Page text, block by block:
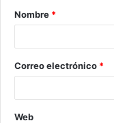
Nombre *
Correo electrónico *
Web